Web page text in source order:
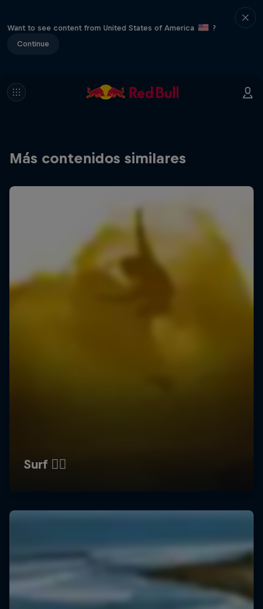
Want to see content from United States of America
?
Continue
Más contenidos similares